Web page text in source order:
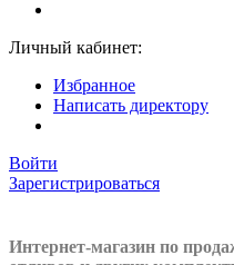
Личный кабинет:
Избранное
Написать директору
Войти
Зарегистрироваться
Интернет-магазин по